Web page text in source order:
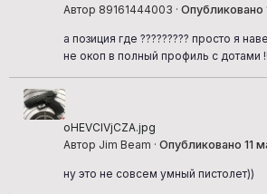
грамотно выбранные огневые
Автор 89161444003 · Опубликовано
а позиция где ????????? просто я
не окоп в полный профиль с дотами
oHEVCIVjCZA.jpg
Автор Jim Beam · Опубликовано 11
ну это не совсем умный пистолет))